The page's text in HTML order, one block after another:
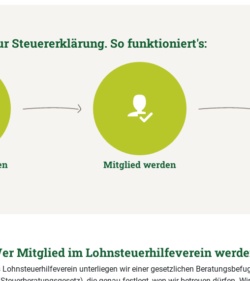
Steuererklärung. So funktioniert's:
Mitglied werden
Mitglied im Lohnsteuerhilfeverein
Lohnsteuerhilfeverein unterliegen wir einer gesetzlichen